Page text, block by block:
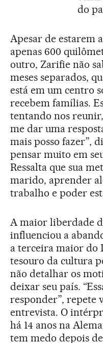
do
Apesar de estarem
apenas 600
outro, Zarifie não
meses separados,
está em um centro
recebem famílias.
tentando nos
me dar uma
mais posso fazer”,
pensar muito em
Ressalta que sua
marido, aprender
trabalho e poder
A maior liberdade
influenciou a
a terceira maior do
tesouro da cultura
não detalhar os
deixar seu país.
responder”, repete
entrevista. O
há 14 anos na
tem medo depois